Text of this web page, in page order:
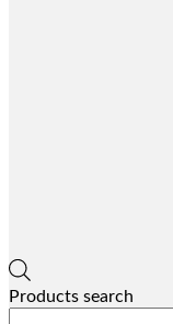
Products search